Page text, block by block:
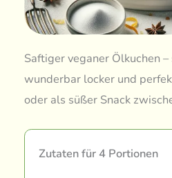
Saftiger veganer Ölkuchen
wunderbar locker und
oder als süßer Snack
Zutaten für 4 Portionen